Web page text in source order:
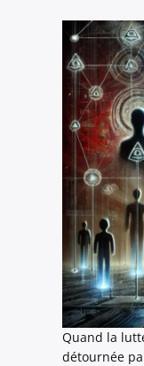
Quand la
détournée